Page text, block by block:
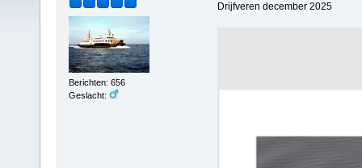
Berichten: 656
Geslacht:
Drijfveren december 2025